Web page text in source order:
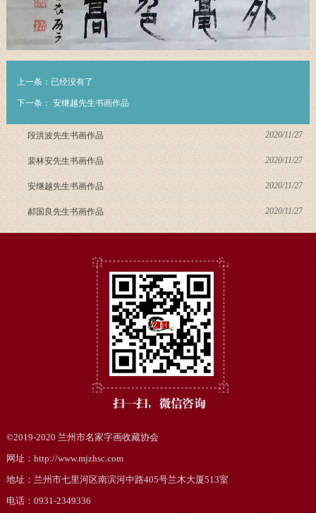
上一条：已经没有了
下一条： 安继越先生书画作品
2020/11/27
段洪波先生书画作品
2020/11/27
裴林安先生书画作品
2020/11/27
安继越先生书画作品
2020/11/27
郝国良先生书画作品
©2019-2020 兰州市名家字画收藏协会
网址：http://www.mjzhsc.com
地址：兰州市七里河区南滨河中路405号兰木大厦513室
电话：0931-2349336